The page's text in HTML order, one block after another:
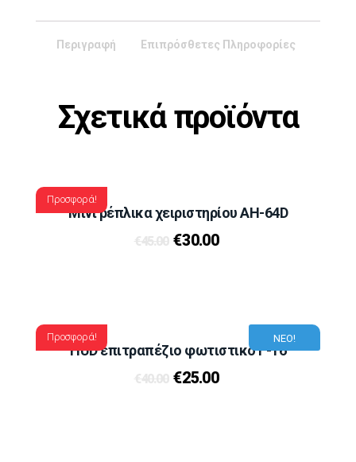
Περιγραφή Επιπρόσθετες Πληροφορίες
Σχετικά προϊόντα
Προσφορά!
Μίνι ρέπλικα χειριστηρίου AH-64D
€45.00 €30.00
Προσφορά! ΝΕΟ!
HUD επιτραπέζιο φωτιστικό F-16
€40.00 €25.00